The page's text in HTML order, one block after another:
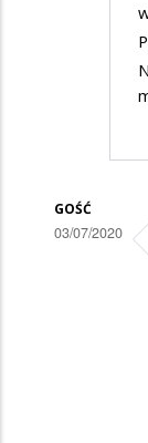
GOŚĆ
03/07/2020